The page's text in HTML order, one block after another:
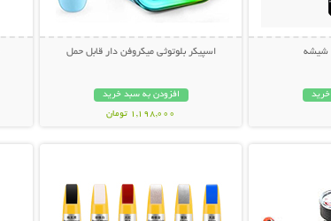
شیشه اسپیکر بلوتوثی میکروفن دار قابل حمل
افزودن به سبد خرید
1,198,000 تومان